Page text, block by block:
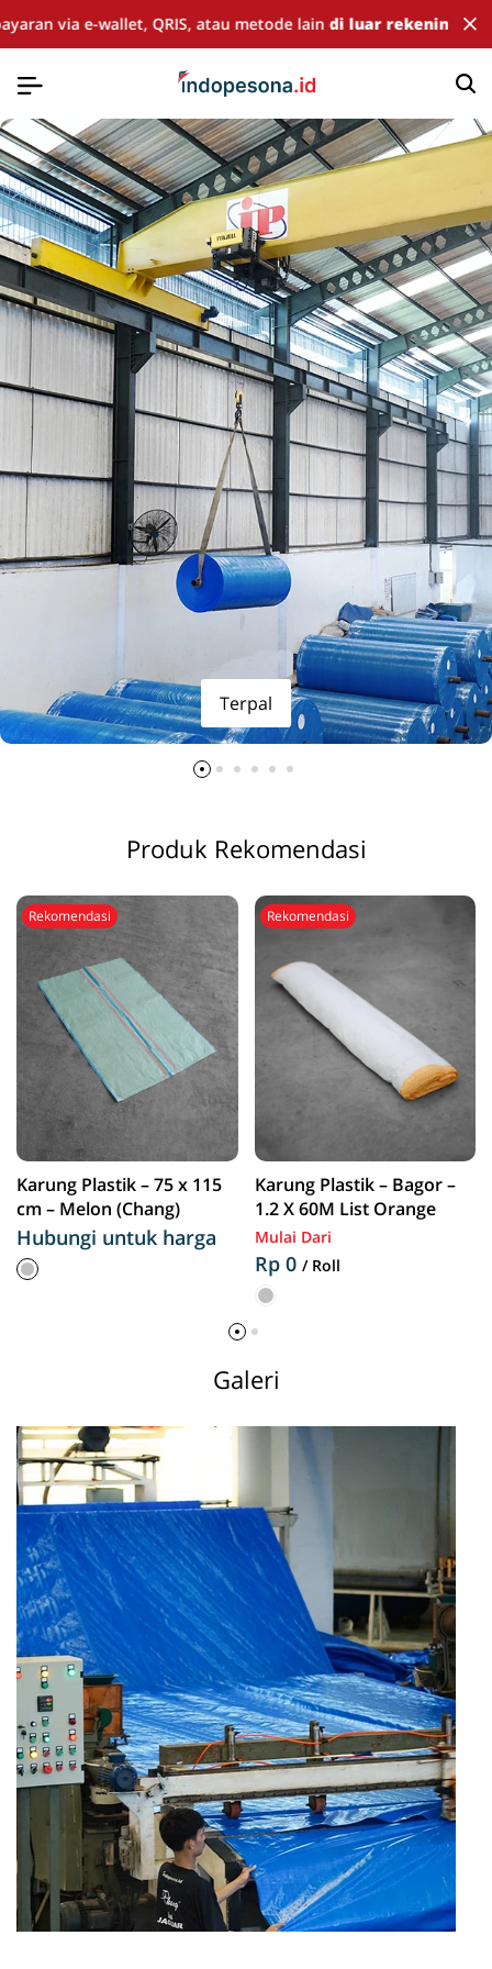
via e-wallet, QRIS, atau metode laindi luar rekening
Terpal
Produk Rekomendasi
Rekomendasi
Karung Plastik – 75 x 115
cm – Melon (Chang)
Hubungi untuk harga
Rekomendasi
Karung Plastik – Bagor –
1.2 X 60M List Orange
Mulai Dari
Rp 0 / Roll
Galeri